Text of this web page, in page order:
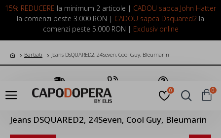
15% REDUCERE la minimum 2 articole | CADOU sapca John Hatter
la comenzi peste 3.000 RON | CADOU sapca Dsquared2 la
comenzi peste 5.000 RON | Exclusiv online
LOGIN INREGISTRARE
0 0
Barbati Jeans DSQUARED2, 24Seven, Cool Guy, Bleumarin
Transport Gratuit Suna Acum Pune o Intrebare
Jeans DSQUARED2, 24Seven, Cool Guy, Bleumarin